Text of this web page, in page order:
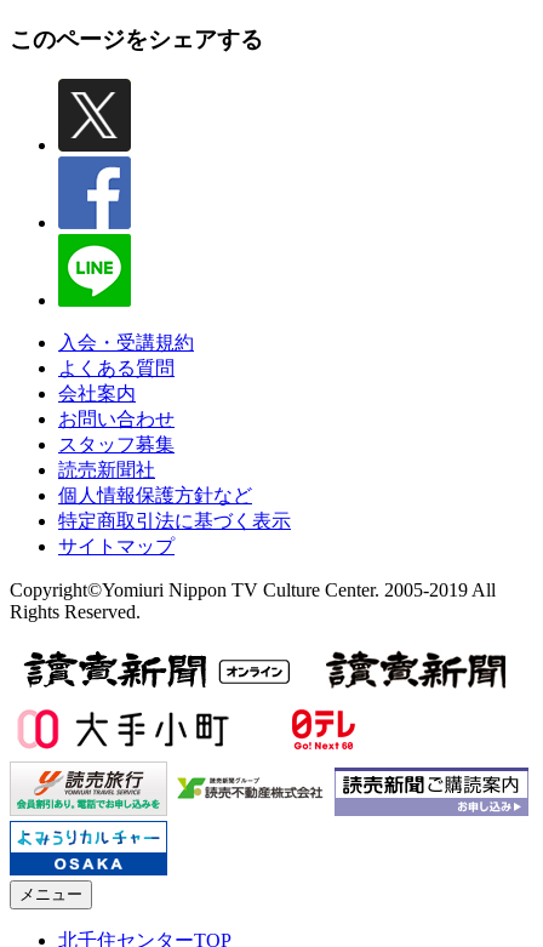
このページをシェアする
入会・受講規約
よくある質問
会社案内
お問い合わせ
スタッフ募集
読売新聞社
個人情報保護方針など
特定商取引法に基づく表示
サイトマップ
Copyright©Yomiuri Nippon TV Culture Center. 2005-2019 All
Rights Reserved.
メニュー
北千住センターTOP